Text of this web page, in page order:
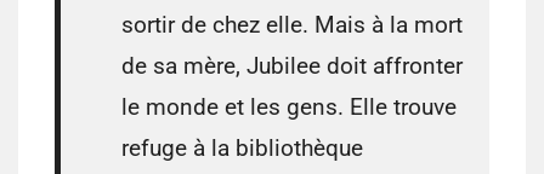
sortir de chez elle. Mais à la mort
de sa mère, Jubilee doit affronter
le monde et les gens. Elle trouve
refuge à la bibliothèque